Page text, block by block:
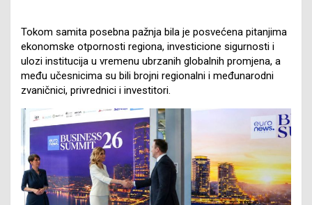
Tokom samita posebna pažnja bila je posvećena pitanjima
ekonomske otpornosti regiona, investicione sigurnosti i
ulozi institucija u vremenu ubrzanih globalnih promjena, a
među učesnicima su bili brojni regionalni i međunarodni
zvaničnici, privrednici i investitori.